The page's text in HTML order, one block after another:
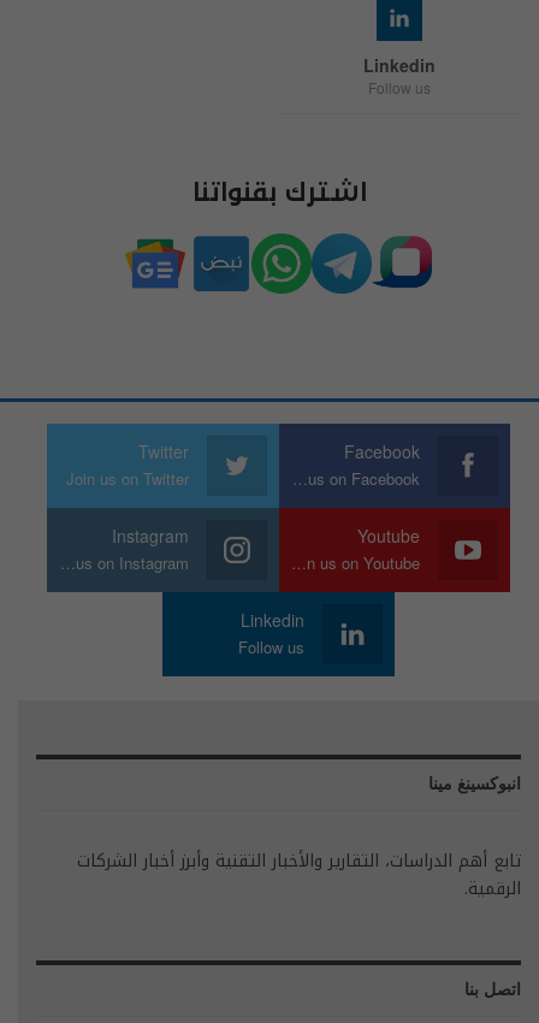
Linkedin
Follow us
اشترك بقنواتنا
Facebook
Join us on Facebook
Twitter
Join us on Twitter
Youtube
Join us on Youtube
Instagram
Join us on Instagram
Linkedin
Follow us
انبوكسينغ مينا
تابع أهم الدراسات، التقارير والأخبار التقنية وأبرز أخبار الشركات
الرقمية.
اتصل بنا